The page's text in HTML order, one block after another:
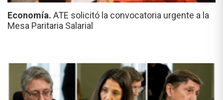
Economía. ATE solicitó la convocatoria urgente a la
Mesa Paritaria Salarial